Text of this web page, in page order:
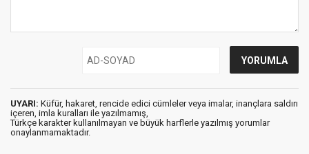
UYARI: Küfür, hakaret, rencide edici cümleler veya imalar, inançlara saldırı
içeren, imla kuralları ile yazılmamış,
Türkçe karakter kullanılmayan ve büyük harflerle yazılmış yorumlar
onaylanmamaktadır.